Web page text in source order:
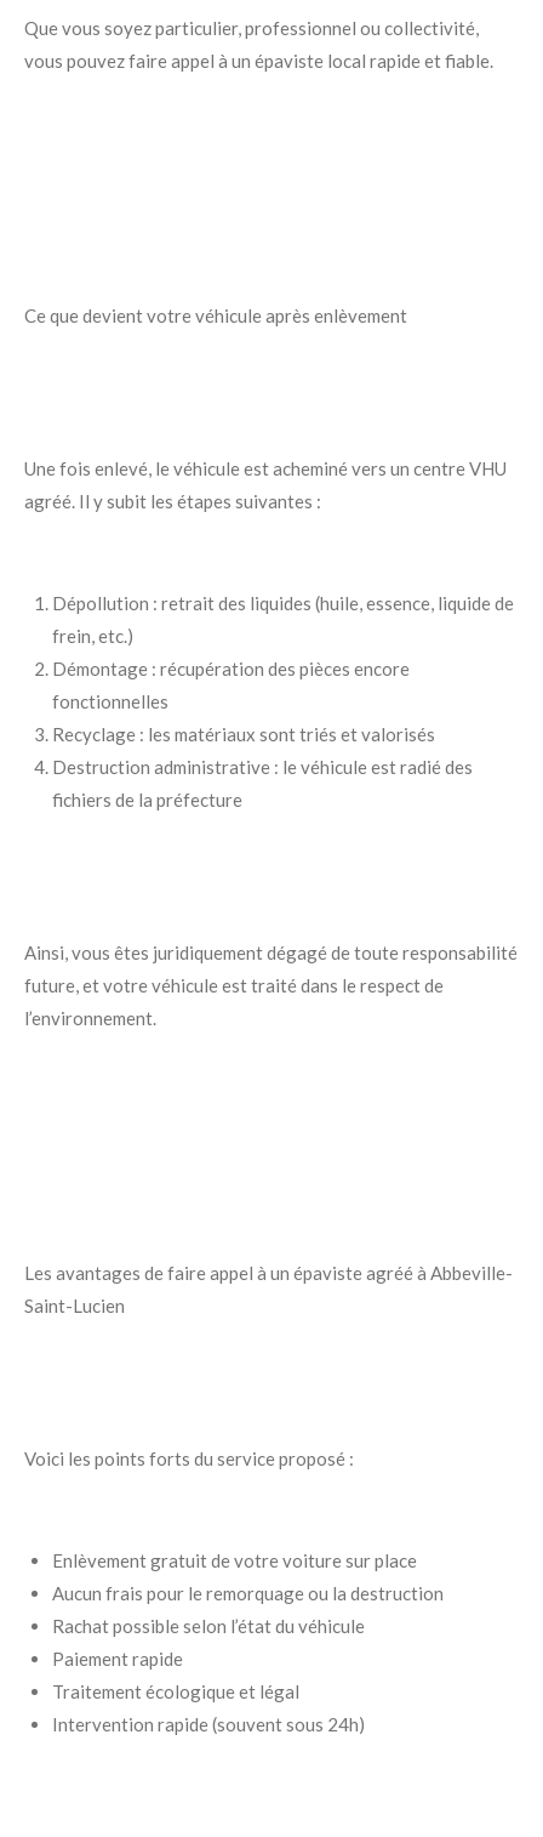
Que vous soyez particulier, professionnel ou collectivité,
vous pouvez faire appel à un épaviste local rapide et fiable.
Ce que devient votre véhicule après enlèvement
Une fois enlevé, le véhicule est acheminé vers un centre VHU
agréé. Il y subit les étapes suivantes :
Dépollution : retrait des liquides (huile, essence, liquide de
frein, etc.)
Démontage : récupération des pièces encore
fonctionnelles
Recyclage : les matériaux sont triés et valorisés
Destruction administrative : le véhicule est radié des
fichiers de la préfecture
Ainsi, vous êtes juridiquement dégagé de toute responsabilité
future, et votre véhicule est traité dans le respect de
l’environnement.
Les avantages de faire appel à un épaviste agréé à Abbeville-
Saint-Lucien
Voici les points forts du service proposé :
Enlèvement gratuit de votre voiture sur place
Aucun frais pour le remorquage ou la destruction
Rachat possible selon l’état du véhicule
Paiement rapide
Traitement écologique et légal
Intervention rapide (souvent sous 24h)